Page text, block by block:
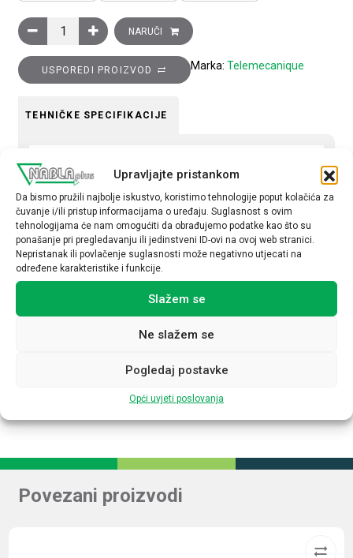
Upravljajte pristankom
Da bismo pružili najbolje iskustvo, koristimo tehnologije poput kolačića za
čuvanje i/ili pristup informacijama o uređaju. Suglasnost s ovim
tehnologijama će nam omogućiti da obrađujemo podatke kao što su
ponašanje pri pregledavanju ili jedinstveni ID-ovi na ovoj web stranici.
Nepristanak ili povlačenje suglasnosti može negativno utjecati na
određene karakteristike i funkcije.
Slažem se
Ne slažem se
Pogledaj postavke
Opći uvjeti poslovanja
Induktivni davač cilindrični metalni, promjer=18mm,
NARUČI
USPOREDI PROIZVOD Marka: Telemecanique
TEHNIČKE SPECIFIKACIJE
18
Osjetljivost
8mm
Funkcija
Način spajanja
Povezani proizvodi